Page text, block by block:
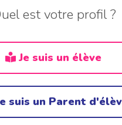
est votre profil ?
Je suis un élève
suis un Parent